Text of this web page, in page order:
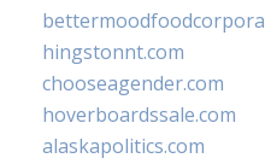
hingstonnt.com
chooseagender.com
hoverboardssale.com
alaskapolitics.com